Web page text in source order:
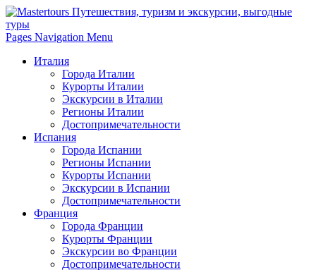
Pages Navigation Menu
Италия
Города Италии
Курорты Италии
Экскурсии в Италии
Регионы Италии
Достопримечательности
Испания
Города Испании
Регионы Испании
Курорты Испании
Экскурсии в Испании
Достопримечательности
Франция
Города Франции
Курорты Франции
Экскурсии во Франции
Достопримечательности